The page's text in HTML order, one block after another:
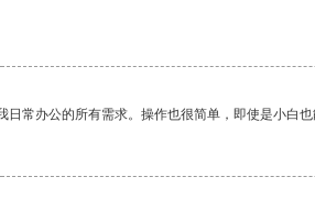
常办公的所有需求。操作也很简单，即使是小白也